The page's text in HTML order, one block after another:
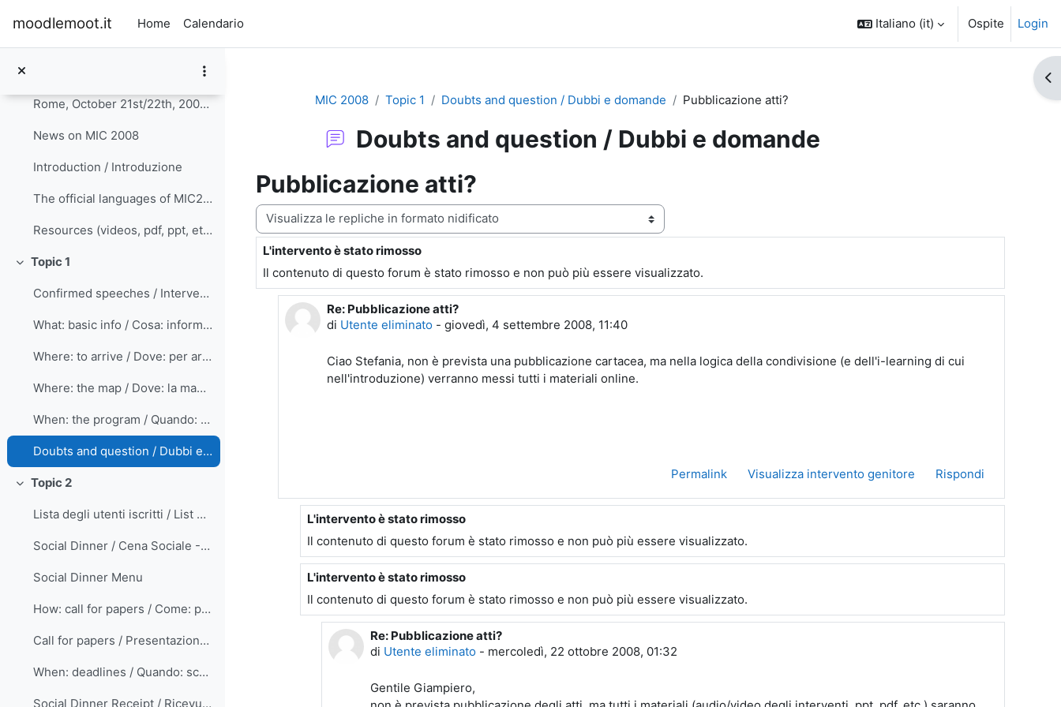
moodlemoot.it Home Calendario Italiano ‎(it)‎ Ospite Login
Rome, October 21st/22th, 2008 Rethinking didactics...
News on MIC 2008
Introduction / Introduzione
The official languages of MIC2008 are English and ...
Resources (videos, pdf, ppt, etc.)
Minimizza
Topic 1
Confirmed speeches / Interventi confermati
What: basic info / Cosa: informazioni generali
Where: to arrive / Dove: per arrivare
Where: the map / Dove: la mappa
When: the program / Quando: il programma
Doubts and question / Dubbi e domande
Minimizza
Topic 2
Lista degli utenti iscritti / List of registered users
Social Dinner / Cena Sociale - October, 21st
Social Dinner Menu
How: call for papers / Come: presentazione proposte
Call for papers / Presentazione proposte
When: deadlines / Quando: scadenze
Social Dinner Receipt / Ricevuta Cena Sociale
MIC 2008
Topic 1 Doubts and question / Dubbi e domande Pubblicazione atti?
Doubts and question / Dubbi e domande
Pubblicazione atti?
Modalità visualizzazione
L'intervento è stato rimosso
Numero di risposte: 4
Il contenuto di questo forum è stato rimosso e non può più essere visualizzato.
In riposta a Utente eliminato
Re: Pubblicazione atti?
di Utente eliminato -giovedì, 4 settembre 2008, 11:40
Ciao Stefania, non è prevista una pubblicazione cartacea, ma nella logica della condivisione (e dell'i-learning di cui
nell'introduzione) verranno messi tutti i materiali online.
Permalink Visualizza intervento genitore Rispondi
In riposta a Utente eliminato
L'intervento è stato rimosso
Il contenuto di questo forum è stato rimosso e non può più essere visualizzato.
In riposta a Utente eliminato
L'intervento è stato rimosso
Il contenuto di questo forum è stato rimosso e non può più essere visualizzato.
In riposta a Utente eliminato
Re: Pubblicazione atti?
di Utente eliminato- mercoledì, 22 ottobre 2008, 01:32
Gentile Giampiero,